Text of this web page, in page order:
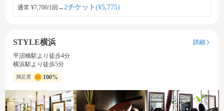
通常 ¥7,700/1回 →2チケット(¥5,775)
STYLE横浜
詳細
平沼橋駅より徒歩4分
横浜駅より徒歩5分
満足度 100%